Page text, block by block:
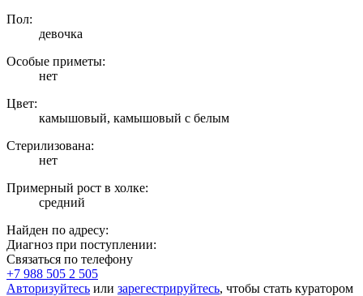
Пол:
девочка
Особые приметы:
нет
Цвет:
камышовый, камышовый с белым
Стерилизована:
нет
Примерный рост в холке:
средний
Найден по адресу:
Диагноз при поступлении:
Связаться по телефону
+7 988 505 2 505
Авторизуйтесь или зарегестрируйтесь, чтобы стать куратором